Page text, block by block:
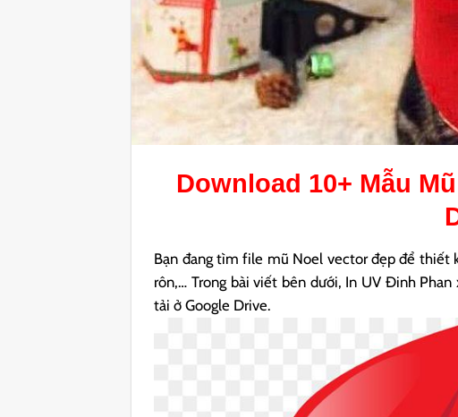
Download 10+ Mẫu
Bạn đang tìm file mũ Noel vector đẹp để thiết
rôn,… Trong bài viết bên dưới, In UV Đinh
tải ở Google Drive.